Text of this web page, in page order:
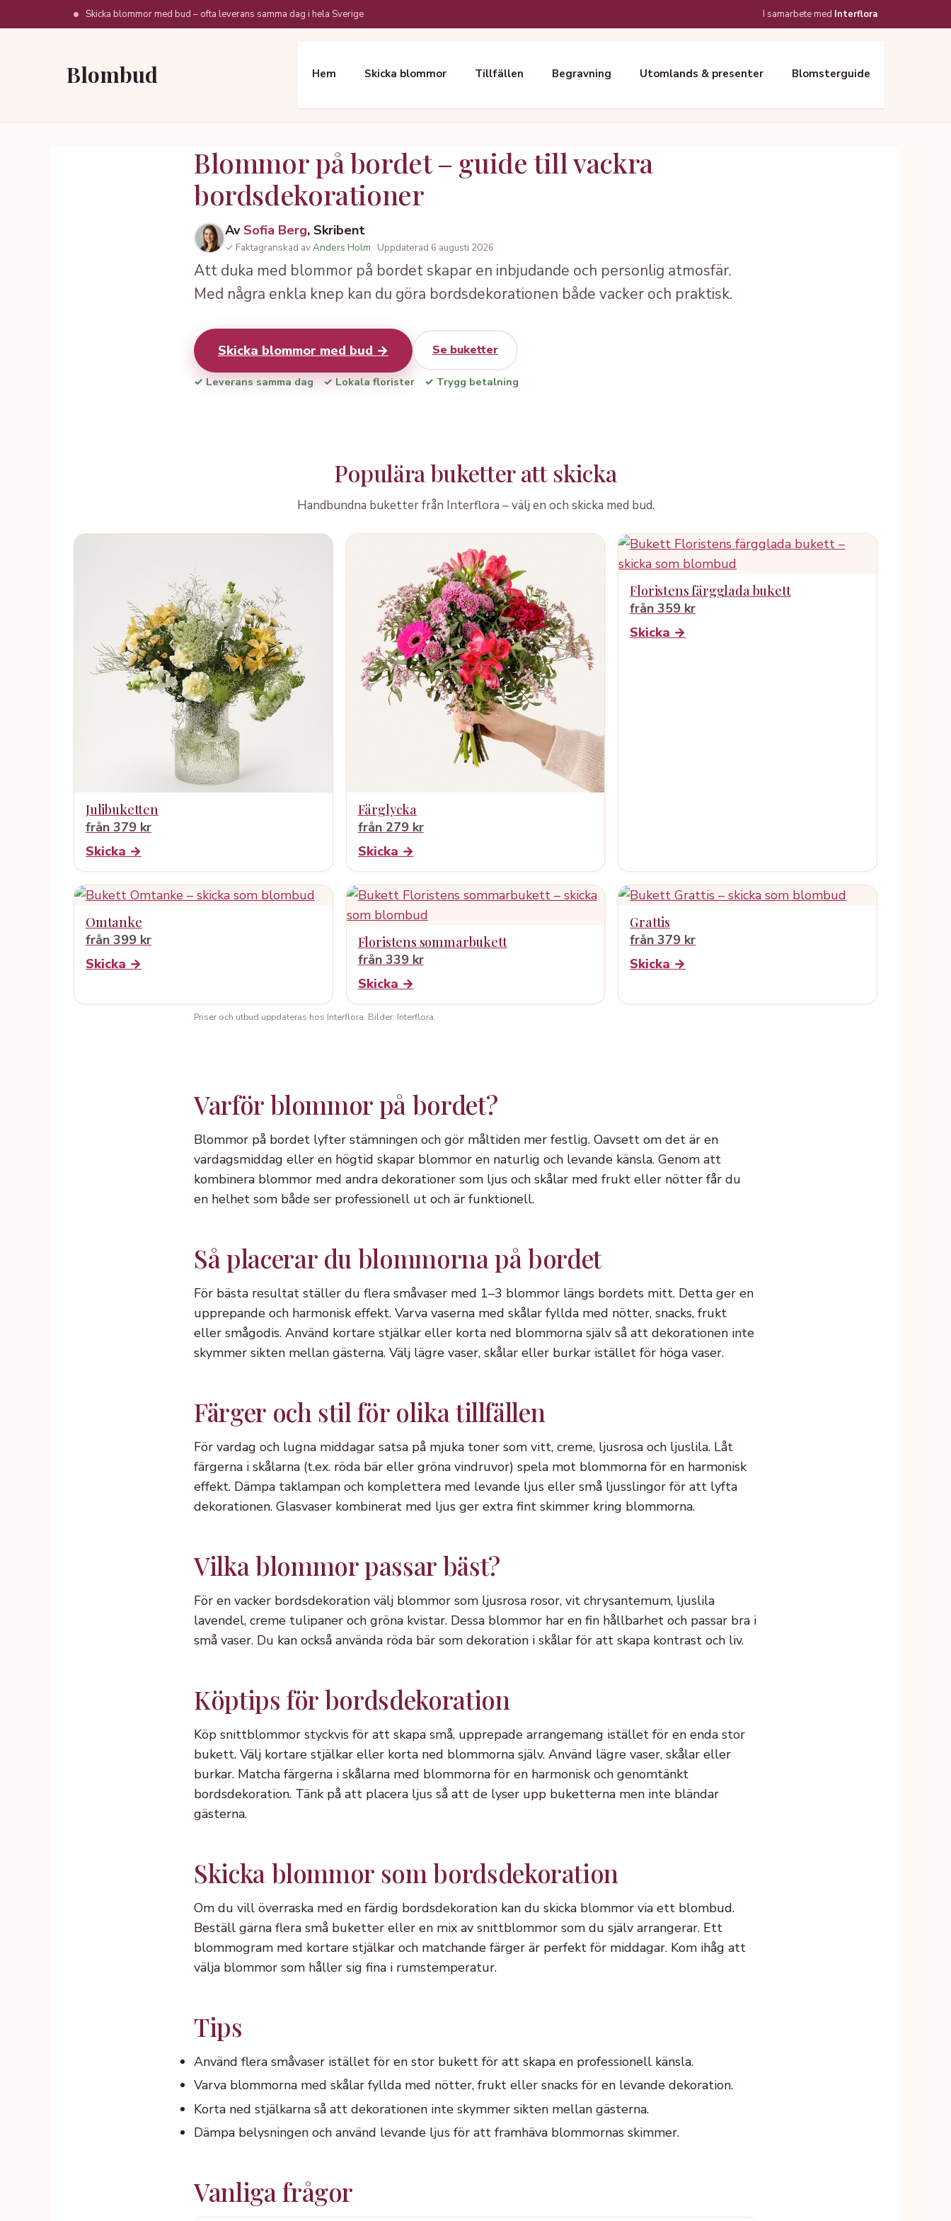
till
Skicka blommor med bud – ofta leverans samma dag i hela Sverige I samarbete med Interflora
Blombud Hem Skicka blommor Tillfällen Begravning Utomlands & presenter Blomsterguide
Blommor på bordet – guide till vackra
bordsdekorationer
Av Sofia Berg, Skribent
✓ Faktagranskad avAnders Holm · Uppdaterad 6 augusti 2026
Att duka med blommor på bordet skapar en inbjudande och personlig atmosfär.
Med några enkla knep kan du göra bordsdekorationen både vacker och praktisk.
Skicka blommor med bud → Se buketter
✓ Leverans samma dag ✓ Lokala florister ✓ Trygg betalning
Populära buketter att skicka
Handbundna buketter från Interflora – välj en och skicka med bud.
Julibuketten
från 379 kr
Skicka →
Färglycka
från 279 kr
Skicka →
Floristens färgglada bukett
från 359 kr
Skicka →
Omtanke
från 399 kr
Skicka →
Floristens sommarbukett
från 339 kr
Skicka →
Grattis
från 379 kr
Skicka →
Priser och utbud uppdateras hos Interflora. Bilder: Interflora.
Varför blommor på bordet?
Blommor på bordet lyfter stämningen och gör måltiden mer festlig. Oavsett om det är en
vardagsmiddag eller en högtid skapar blommor en naturlig och levande känsla. Genom att
kombinera blommor med andra dekorationer som ljus och skålar med frukt eller nötter får du
en helhet som både ser professionell ut och är funktionell.
Så placerar du blommorna på bordet
För bästa resultat ställer du flera småvaser med 1–3 blommor längs bordets mitt. Detta ger en
upprepande och harmonisk effekt. Varva vaserna med skålar fyllda med nötter, snacks, frukt
eller smågodis. Använd kortare stjälkar eller korta ned blommorna själv så att dekorationen inte
skymmer sikten mellan gästerna. Välj lägre vaser, skålar eller burkar istället för höga vaser.
Färger och stil för olika tillfällen
För vardag och lugna middagar satsa på mjuka toner som vitt, creme, ljusrosa och ljuslila. Låt
färgerna i skålarna (t.ex. röda bär eller gröna vindruvor) spela mot blommorna för en harmonisk
effekt. Dämpa taklampan och komplettera med levande ljus eller små ljusslingor för att lyfta
dekorationen. Glasvaser kombinerat med ljus ger extra fint skimmer kring blommorna.
Vilka blommor passar bäst?
För en vacker bordsdekoration välj blommor som ljusrosa rosor, vit chrysantemum, ljuslila
lavendel, creme tulipaner och gröna kvistar. Dessa blommor har en fin hållbarhet och passar bra i
små vaser. Du kan också använda röda bär som dekoration i skålar för att skapa kontrast och liv.
Köptips för bordsdekoration
Köp snittblommor styckvis för att skapa små, upprepade arrangemang istället för en enda stor
bukett. Välj kortare stjälkar eller korta ned blommorna själv. Använd lägre vaser, skålar eller
burkar. Matcha färgerna i skålarna med blommorna för en harmonisk och genomtänkt
bordsdekoration. Tänk på att placera ljus så att de lyser upp buketterna men inte bländar
gästerna.
Skicka blommor som bordsdekoration
Om du vill överraska med en färdig bordsdekoration kan du skicka blommor via ett blombud.
Beställ gärna flera små buketter eller en mix av snittblommor som du själv arrangerar. Ett
blommogram med kortare stjälkar och matchande färger är perfekt för middagar. Kom ihåg att
välja blommor som håller sig fina i rumstemperatur.
Tips
Använd flera småvaser istället för en stor bukett för att skapa en professionell känsla.
Varva blommorna med skålar fyllda med nötter, frukt eller snacks för en levande dekoration.
Korta ned stjälkarna så att dekorationen inte skymmer sikten mellan gästerna.
Dämpa belysningen och använd levande ljus för att framhäva blommornas skimmer.
Vanliga frågor